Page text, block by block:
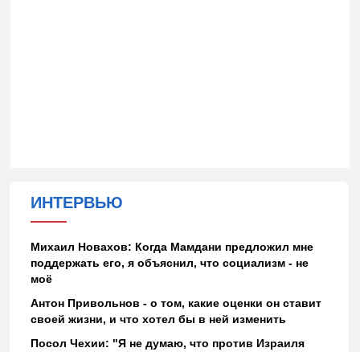
ИНТЕРВЬЮ
Михаил Новахов: Когда Мамдани предложил мне
поддержать его, я объяснил, что социализм - не
моё
Антон Привольнов - о том, какие оценки он ставит
своей жизни, и что хотел бы в ней изменить
Посол Чехии: "Я не думаю, что против Израиля